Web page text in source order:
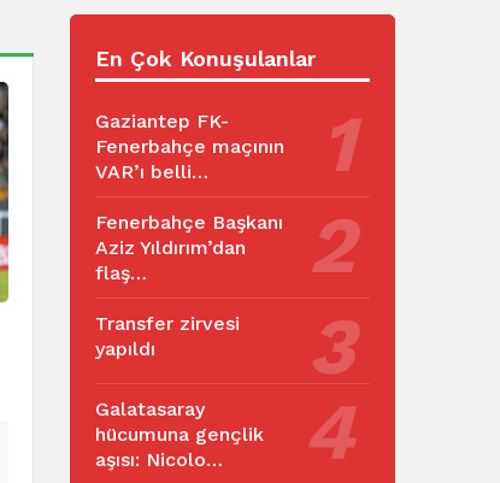
En Çok Konuşulanlar
Gaziantep FK-
Fenerbahçe maçının
VAR’ı belli…
Fenerbahçe Başkanı
Aziz Yıldırım’dan
flaş…
Transfer zirvesi
yapıldı
Galatasaray
hücumuna gençlik
aşısı: Nicolo…